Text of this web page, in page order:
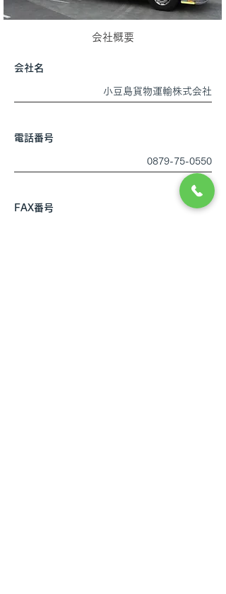
​会社名
小豆島貨物運輸株式会社
電話番号
0879-75-0550
FAX番号
​会社概要